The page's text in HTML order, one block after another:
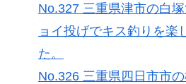
No.327 三重県津市の白
ョイ投げでキス釣りを楽
た。
No.326 三重県四日市市